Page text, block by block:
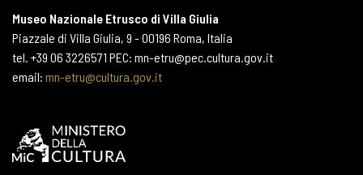
Museo Nazionale Etrusco di Villa Giulia
Piazzale di Villa Giulia, 9 - 00196 Roma, Italia
tel. +39 06 3226571 PEC: mn-etru@pec.cultura.gov.it
email: mn-etru@cultura.gov.it